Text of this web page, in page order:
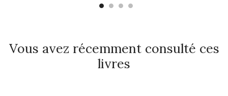
Vous avez récemment consulté ces
livres